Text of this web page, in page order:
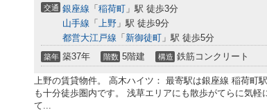
交通 銀座線 「 稲荷町 」駅 徒歩3分
山手線 「 上野 」駅 徒歩9分
都営大江戸線 「 新御徒町 」駅 徒歩5分
築年 築37年 階数 5階建 構造 鉄筋コンクリート
上野の賃貸物件。 高木ハイツ： 最寄駅は銀座線 稲荷町
も十分徒歩圏内です。 浅草エリアにも散歩がてらに気軽
て...